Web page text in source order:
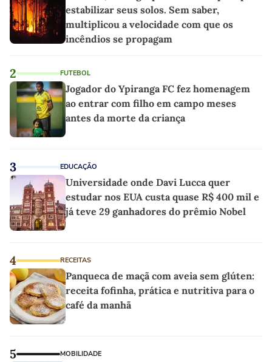
estabilizar seus solos. Sem saber,
multiplicou a velocidade com que os
incêndios se propagam
2 FUTEBOL
Jogador do Ypiranga FC fez homenagem
ao entrar com filho em campo meses
antes da morte da criança
3 EDUCAÇÃO
Universidade onde Davi Lucca quer
estudar nos EUA custa quase R$ 400 mil e
já teve 29 ganhadores do prêmio Nobel
4 RECEITAS
Panqueca de maçã com aveia sem glúten:
receita fofinha, prática e nutritiva para o
café da manhã
5 MOBILIDADE